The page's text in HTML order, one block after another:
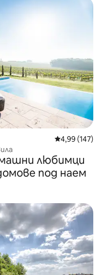
Средна
4,99 (147)
любимци
под наем